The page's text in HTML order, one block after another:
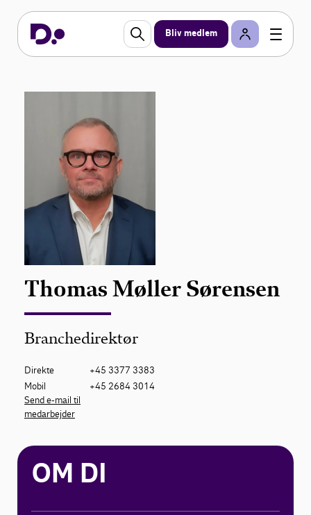
Bliv medlem
Thomas Møller Sørensen
Branchedirektør
Direkte
+45 3377 3383
Mobil
+45 2684 3014
Send e-mail til
medarbejder
OM DI